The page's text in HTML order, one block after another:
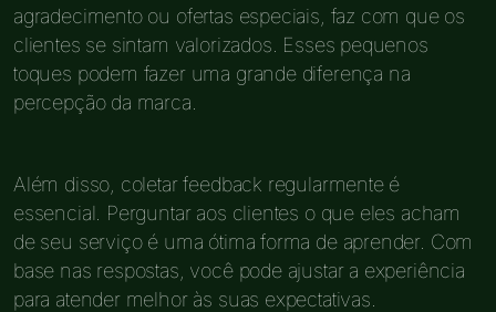
agradecimento ou ofertas especiais, faz com que os
clientes se sintam valorizados. Esses pequenos
toques podem fazer uma grande diferença na
percepção da marca.
Além disso, coletar feedback regularmente é
essencial. Perguntar aos clientes o que eles acham
de seu serviço é uma ótima forma de aprender. Com
base nas respostas, você pode ajustar a experiência
para atender melhor às suas expectativas.